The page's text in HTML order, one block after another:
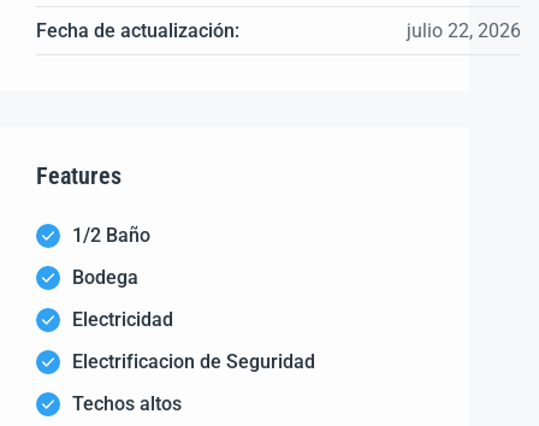
Fecha de actualización: julio 22, 2026
Features
1/2 Baño
Bodega
Electricidad
Electrificacion de Seguridad
Techos altos